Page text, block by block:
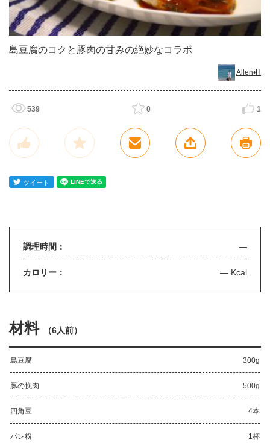
島豆腐のコクと豚肉の甘みの絶妙なコラボ
Allen•H
539 0 1
調理時間： —
カロリー： — Kcal
材料 （6人前）
島豆腐 300g
豚の挽肉 500g
四角豆 4本
パン粉 1杯